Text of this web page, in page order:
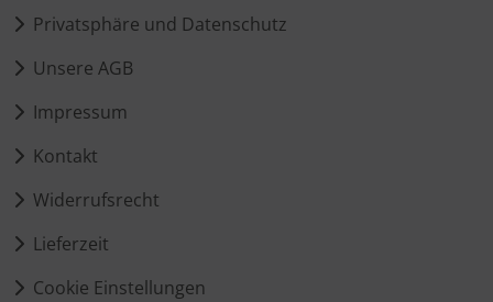
Privatsphäre und Datenschutz
Unsere AGB
Impressum
Kontakt
Widerrufsrecht
Lieferzeit
Cookie Einstellungen